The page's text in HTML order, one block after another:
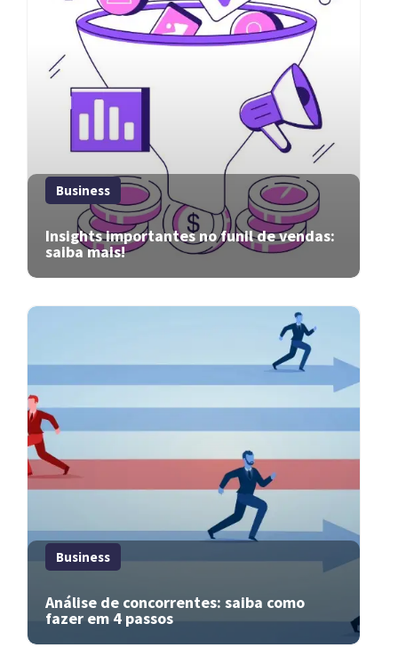
Business
Insights importantes no funil de vendas:
saiba mais!
Business
Análise de concorrentes: saiba como
fazer em 4 passos